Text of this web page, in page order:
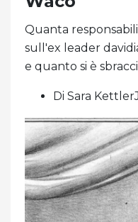
Quanta
sull'ex leader
e quanto si è
Di Sara